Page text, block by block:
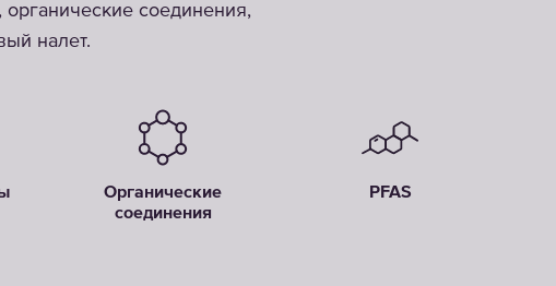
соединения,
налет.
Органические
соединения
PFAS